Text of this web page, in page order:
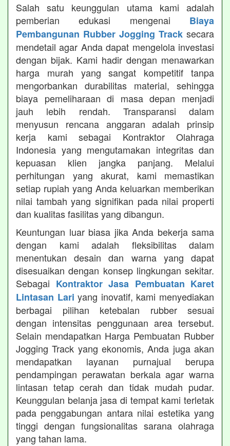
Salah satu keunggulan utama kami adalah
pemberian edukasi mengenai Biaya
Pembangunan Rubber Jogging Track secara
mendetail agar Anda dapat mengelola investasi
dengan bijak. Kami hadir dengan menawarkan
harga murah yang sangat kompetitif tanpa
mengorbankan durabilitas material, sehingga
biaya pemeliharaan di masa depan menjadi
jauh lebih rendah. Transparansi dalam
menyusun rencana anggaran adalah prinsip
kerja kami sebagai Kontraktor Olahraga
Indonesia yang mengutamakan integritas dan
kepuasan klien jangka panjang. Melalui
perhitungan yang akurat, kami memastikan
setiap rupiah yang Anda keluarkan memberikan
nilai tambah yang signifikan pada nilai properti
dan kualitas fasilitas yang dibangun.
Keuntungan luar biasa jika Anda bekerja sama
dengan kami adalah fleksibilitas dalam
menentukan desain dan warna yang dapat
disesuaikan dengan konsep lingkungan sekitar.
Sebagai Kontraktor Jasa Pembuatan Karet
Lintasan Lari yang inovatif, kami menyediakan
berbagai pilihan ketebalan rubber sesuai
dengan intensitas penggunaan area tersebut.
Selain mendapatkan Harga Pembuatan Rubber
Jogging Track yang ekonomis, Anda juga akan
mendapatkan layanan purnajual berupa
pendampingan perawatan berkala agar warna
lintasan tetap cerah dan tidak mudah pudar.
Keunggulan belanja jasa di tempat kami terletak
pada penggabungan antara nilai estetika yang
tinggi dengan fungsionalitas sarana olahraga
yang tahan lama.